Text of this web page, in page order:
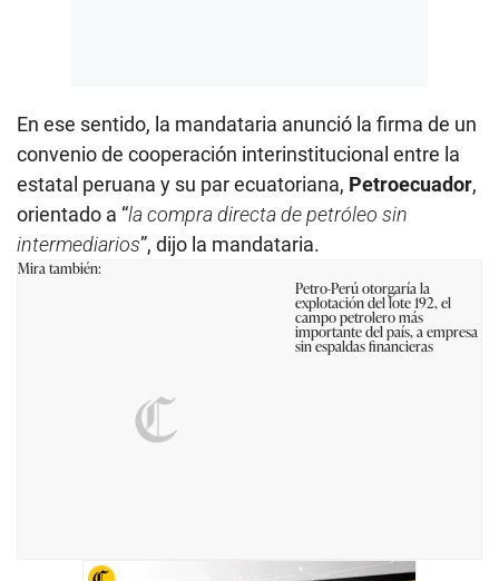
En ese sentido, la mandataria anunció la firma de un
convenio de cooperación interinstitucional entre la
estatal peruana y su par ecuatoriana, Petroecuador,
orientado a “la compra directa de petróleo sin
intermediarios”, dijo la mandataria.
Mira también:
Petro-Perú otorgaría la
explotación del lote 192, el
campo petrolero más
importante del país, a empresa
sin espaldas financieras